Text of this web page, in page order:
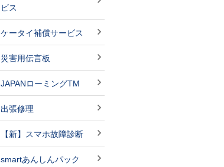
ビス
ケータイ補償サービス
災害用伝言板
JAPANローミングTM
出張修理
【新】スマホ故障診断
smartあんしんパック